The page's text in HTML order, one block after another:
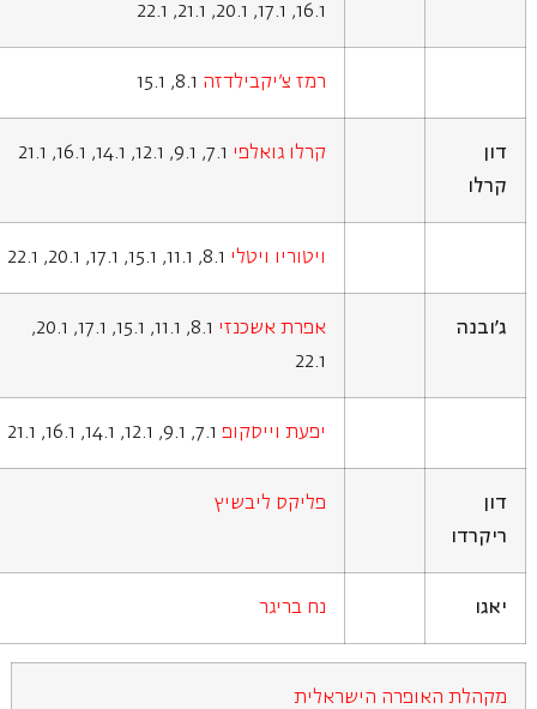
16.1, 17.1, 20.1, 21.1, 22.1
רמז צ'יקבילדזה
דון
קרלו
קרלו גואלפי
ויטוריו ויטלי
ג'ובנה אפרת אשכנזי
8.1, 11.1, 15.1, 17.1, 20.1,
22.1
יפעת וייסקופ7.1, 9.1, 12.1, 14.1, 16.1, 21.1
דון
ריקרדו
פליקס ליבשיץ
יאגו נח בריגר
מקהלת האופרה הישראלית